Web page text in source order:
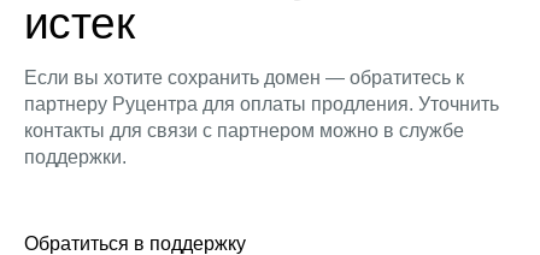
истек
Если вы хотите сохранить домен — обратитесь к
партнеру Руцентра для оплаты продления. Уточнить
контакты для связи с партнером можно в службе
поддержки.
Обратиться в поддержку